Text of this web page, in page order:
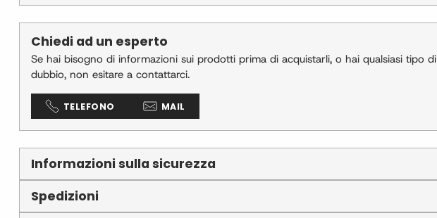
Chiedi ad un esperto
Se hai bisogno di informazioni sui prodotti prima di acquistarli, o hai qualsiasi tipo di
dubbio, non esitare a contattarci.
TELEFONO MAIL
Informazioni sulla sicurezza
Spedizioni